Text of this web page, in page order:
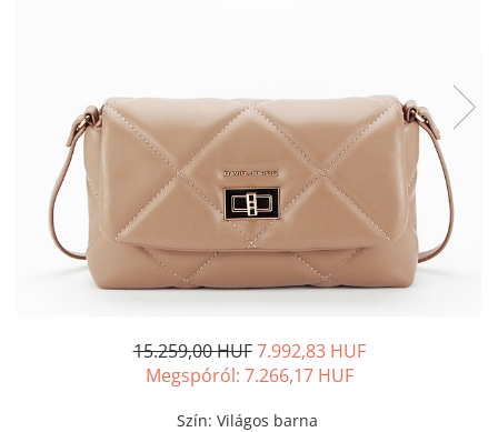
15.259,00 HUF 7.992,83 HUF
Megspóról: 7.266,17 HUF
Szín: Világos barna